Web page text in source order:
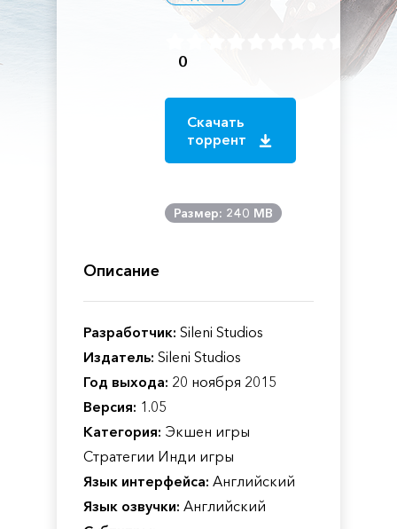
0
Скачать
торрент
Размер: 240 MB
Описание
Разработчик: Sileni Studios
Издатель: Sileni Studios
Год выхода: 20 ноября 2015
Версия: 1.05
Категория: Экшен игры
Стратегии Инди игры
Язык интерфейса: Английский
Язык озвучки: Английский